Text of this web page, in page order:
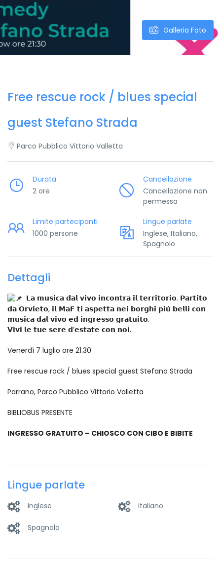
Galleria Foto
Free rescue rock / blues special
guest Stefano Strada
Parco Pubblico Vittorio Valletta
Durata
2 ore
Cancellazione
Cancellazione non
permessa
Limite partecipanti
1000 persone
Lingue parlate
Inglese, Italiano,
Spagnolo
Dettagli
𝗟𝗮 𝗺𝘂𝘀𝗶𝗰𝗮 𝗱𝗮𝗹 𝘃𝗶𝘃𝗼 𝗶𝗻𝗰𝗼𝗻𝘁𝗿𝗮 𝗶𝗹 𝘁𝗲𝗿𝗿𝗶𝘁𝗼𝗿𝗶𝗼. 𝗣𝗮𝗿𝘁𝗶𝘁𝗼
𝗱𝗮 𝗢𝗿𝘃𝗶𝗲𝘁𝗼, 𝗶𝗹 𝗠𝗮𝗙 𝘁𝗶 𝗮𝘀𝗽𝗲𝘁𝘁𝗮 𝗻𝗲𝗶 𝗯𝗼𝗿𝗴𝗵𝗶 𝗽𝗶𝘂̀ 𝗯𝗲𝗹𝗹𝗶 𝗰𝗼𝗻
𝗺𝘂𝘀𝗶𝗰𝗮 𝗱𝗮𝗹 𝘃𝗶𝘃𝗼 𝗲𝗱 𝗶𝗻𝗴𝗿𝗲𝘀𝘀𝗼 𝗴𝗿𝗮𝘁𝘂𝗶𝘁𝗼.
𝗩𝗶𝘃𝗶 𝗹𝗲 𝘁𝘂𝗲 𝘀𝗲𝗿𝗲 𝗱’𝗲𝘀𝘁𝗮𝘁𝗲 𝗰𝗼𝗻 𝗻𝗼𝗶.
Venerdì 7 luglio ore 21.30
Free rescue rock / blues special guest Stefano Strada
Parrano, Parco Pubblico Vittorio Valletta
BIBLIOBUS PRESENTE
INGRESSO GRATUITO – CHIOSCO CON CIBO E BIBITE
Lingue parlate
Inglese Italiano
Spagnolo